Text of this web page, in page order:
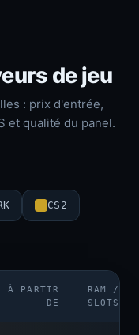
de jeu
: prix d'entrée,
et qualité du panel.
CS2
À PARTIR
DE
RAM /
SLOTS